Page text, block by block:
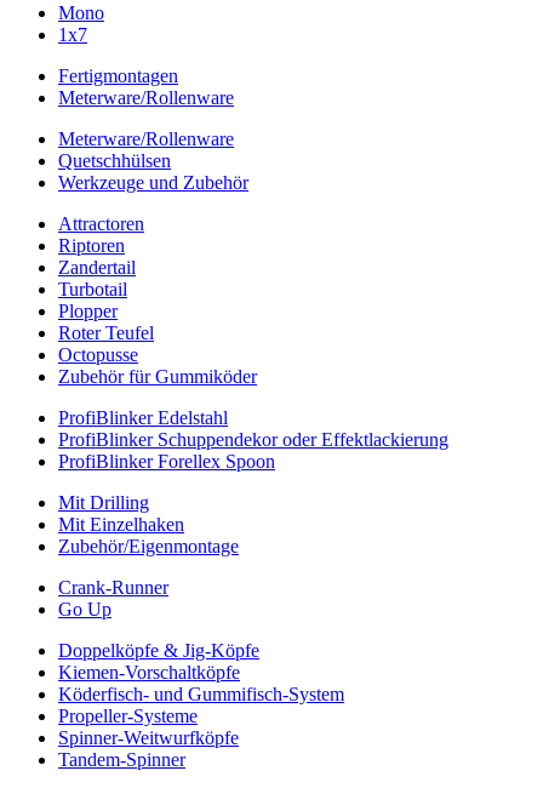
Mono
1x7
Fertigmontagen
Meterware/Rollenware
Meterware/Rollenware
Quetschhülsen
Werkzeuge und Zubehör
Attractoren
Riptoren
Zandertail
Turbotail
Plopper
Roter Teufel
Octopusse
Zubehör für Gummiköder
ProfiBlinker Edelstahl
ProfiBlinker Schuppendekor oder Effektlackierung
ProfiBlinker Forellex Spoon
Mit Drilling
Mit Einzelhaken
Zubehör/Eigenmontage
Crank-Runner
Go Up
Doppelköpfe & Jig-Köpfe
Kiemen-Vorschaltköpfe
Köderfisch- und Gummifisch-System
Propeller-Systeme
Spinner-Weitwurfköpfe
Tandem-Spinner